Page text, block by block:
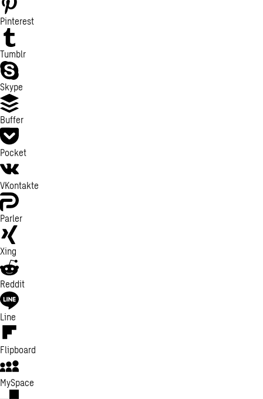
Pinterest
Tumblr
Skype
Buffer
Pocket
VKontakte
Parler
Xing
Reddit
Line
Flipboard
MySpace